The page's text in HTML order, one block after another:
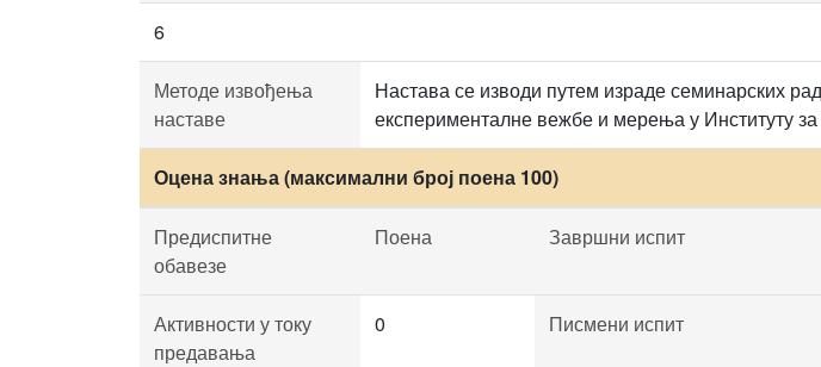
6
Методе извођења
наставе
Настава се изводи путем израде семинарских
експерименталне вежбе и мерења у Институту
Оцена знања (максимални број поена 100)
Предиспитне
обавезе
Поена Завршни испит
Активности у току
предавања
0 Писмени испит